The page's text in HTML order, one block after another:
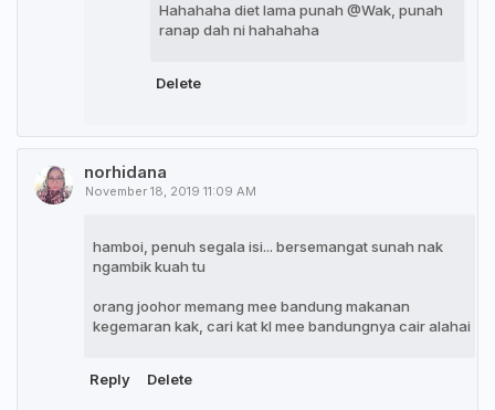
Hahahaha diet lama punah @Wak, punah
ranap dah ni hahahaha
Delete
norhidana
November 18, 2019 11:09 AM
hamboi, penuh segala isi... bersemangat sunah nak
ngambik kuah tu
orang joohor memang mee bandung makanan
kegemaran kak, cari kat kl mee bandungnya cair alahai
Reply Delete